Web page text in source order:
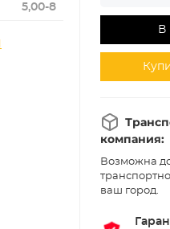
5,00-8
В
компания:
Возможна
ваш город.